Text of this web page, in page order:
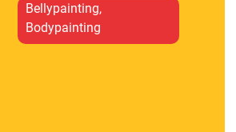
Bellypainting,
Bodypainting